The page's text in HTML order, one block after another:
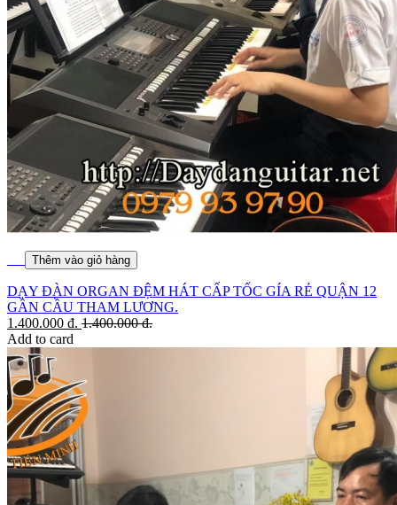
Thêm vào giỏ hàng
DẠY ĐÀN ORGAN ĐỆM HÁT CẤP TỐC GÍA RẺ QUẬN 12
GẦN CẦU THAM LƯƠNG.
1.400.000 đ. 1.400.000đ.
Add to card